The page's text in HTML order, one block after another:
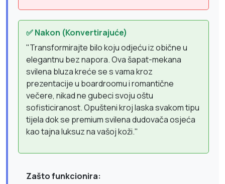
✅ Nakon (Konvertirajuće)
"Transformirajte bilo koju odjeću iz obične u
elegantnu bez napora. Ova šapat-mekana
svilena bluza kreće se s vama kroz
prezentacije u boardroomu i romantične
večere, nikad ne gubeci svoju oštu
sofisticiranost. Opušteni kroj laska svakom tipu
tijela dok se premium svilena dudovača osjeća
kao tajna luksuz na vašoj koži."
Zašto funkcionira: